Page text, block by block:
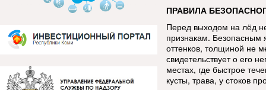
ПРАВИЛА
Перед выходом на лёд
признакам. Безопасным
оттенков, толщиной не
свидетельствует о его
местах, где быстрое
кусты, трава, у стоков